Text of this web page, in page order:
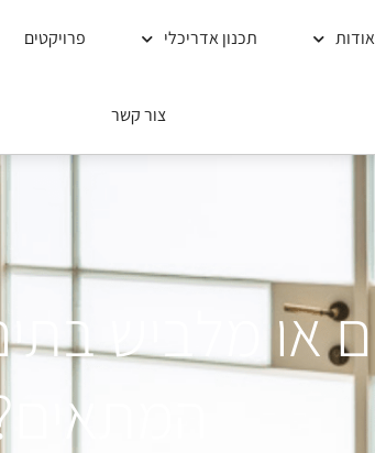
אודות תכנון אדריכלי פרויקטים
צור קשר
או מלביש